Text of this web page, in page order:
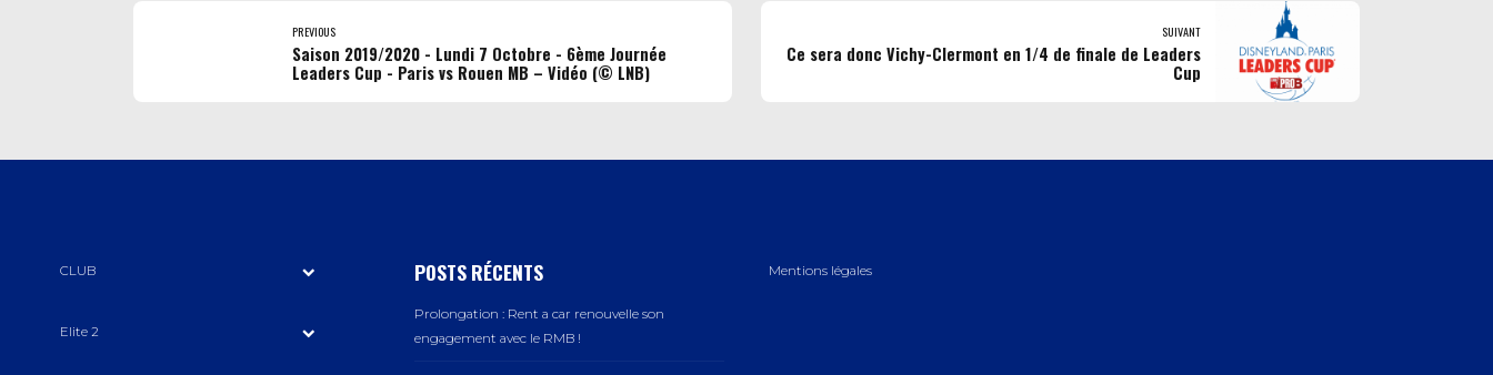
PREVIOUS
Saison 2019/2020 - Lundi 7 Octobre - 6ème Journée
Leaders Cup - Paris vs Rouen MB – Vidéo (© LNB)
SUIVANT
Ce sera donc Vichy-Clermont en 1/4 de finale de Leaders
Cup
CLUB
Elite 2
POSTS RÉCENTS
Prolongation : Rent a car renouvelle son
engagement avec le RMB !
Mentions légales